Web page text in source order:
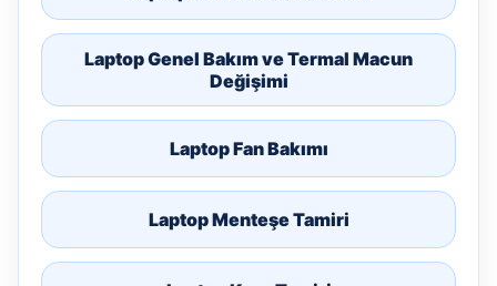
Laptop Genel Bakım ve Termal Macun
Değişimi
Laptop Fan Bakımı
Laptop Menteşe Tamiri